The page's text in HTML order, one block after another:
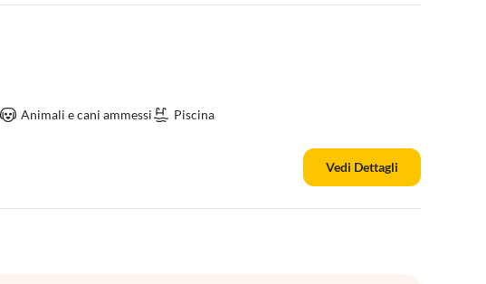
Animali e cani ammessi Piscina
Vedi Dettagli